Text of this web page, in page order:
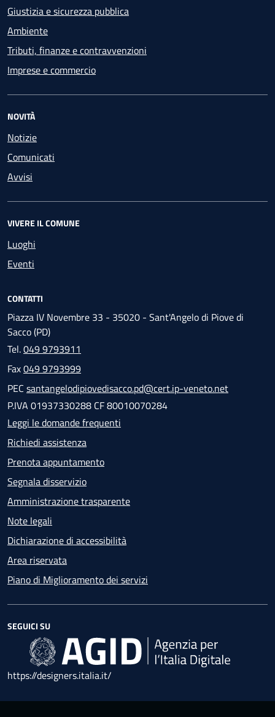
Giustizia e sicurezza pubblica
Ambiente
Tributi, finanze e contravvenzioni
Imprese e commercio
NOVITÀ
Notizie
Comunicati
Avvisi
VIVERE IL COMUNE
Luoghi
Eventi
CONTATTI
Piazza IV Novembre 33 - 35020 - Sant'Angelo di Piove di
Sacco (PD)
Tel.049 9793911
Fax049 9793999
PEC santangelodipiovedisacco.pd@cert.ip-veneto.net
P.IVA 01937330288 CF 80010070284
Leggi le domande frequenti
Richiedi assistenza
Prenota appuntamento
Segnala disservizio
Amministrazione trasparente
Note legali
Dichiarazione di accessibilità
Area riservata
Piano di Miglioramento dei servizi
SEGUICI SU
https://designers.italia.it/